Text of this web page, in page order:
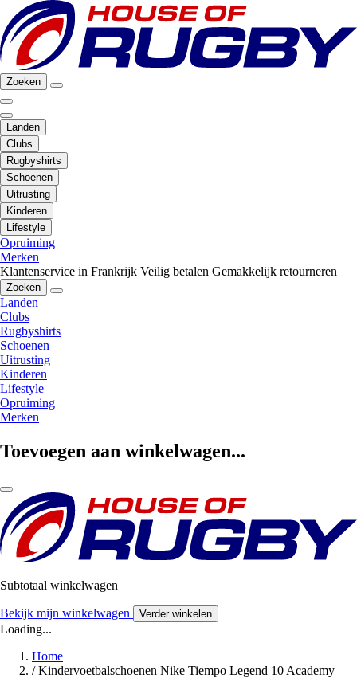
Zoeken
Landen
Clubs
Rugbyshirts
Schoenen
Uitrusting
Kinderen
Lifestyle
Opruiming
Merken
Klantenservice in Frankrijk Veilig betalen Gemakkelijk retourneren
Zoeken
Landen
Clubs
Rugbyshirts
Schoenen
Uitrusting
Kinderen
Lifestyle
Opruiming
Merken
Toevoegen aan winkelwagen...
Subtotaal winkelwagen
Bekijk mijn winkelwagen Verder winkelen
Loading...
Home
/ Kindervoetbalschoenen Nike Tiempo Legend 10 Academy